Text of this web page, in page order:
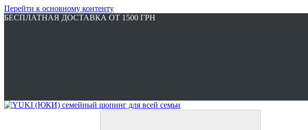
Перейти к основному контенту
БЕСПЛАТНАЯ ДОСТАВКА ОТ 1500 ГРН